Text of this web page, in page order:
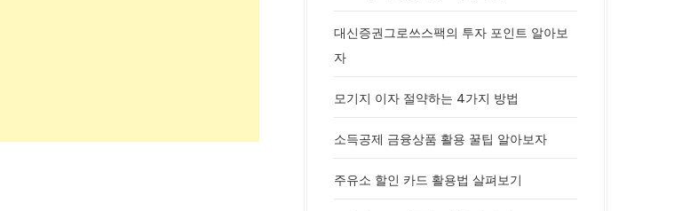
대신증권그로쓰스팩의 투자 포인트 알아보
자
모기지 이자 절약하는 4가지 방법
소득공제 금융상품 활용 꿀팁 알아보자
주유소 할인 카드 활용법 살펴보기